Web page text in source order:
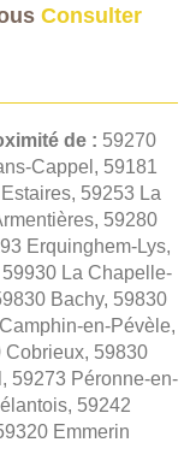
Consulter
de : 59270
Cappel, 59181
59253 La
59280
Erquinghem-Lys,
La Chapelle-
Bachy, 59830
en-Pévèle,
59830
59273 Péronne-en-
59242
Emmerin